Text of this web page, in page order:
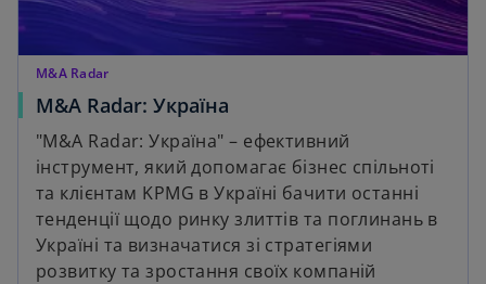
M&A Radar
M&A Radar: Україна
"M&A Radar: Україна" – ефективний
інструмент, який допомагає бізнес спільноті
та клієнтам KPMG в Україні бачити останні
тенденції щодо ринку злиттів та поглинань в
Україні та визначатися зі стратегіями
розвитку та зростання своїх компаній